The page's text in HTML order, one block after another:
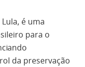
é uma
para o
da preservação